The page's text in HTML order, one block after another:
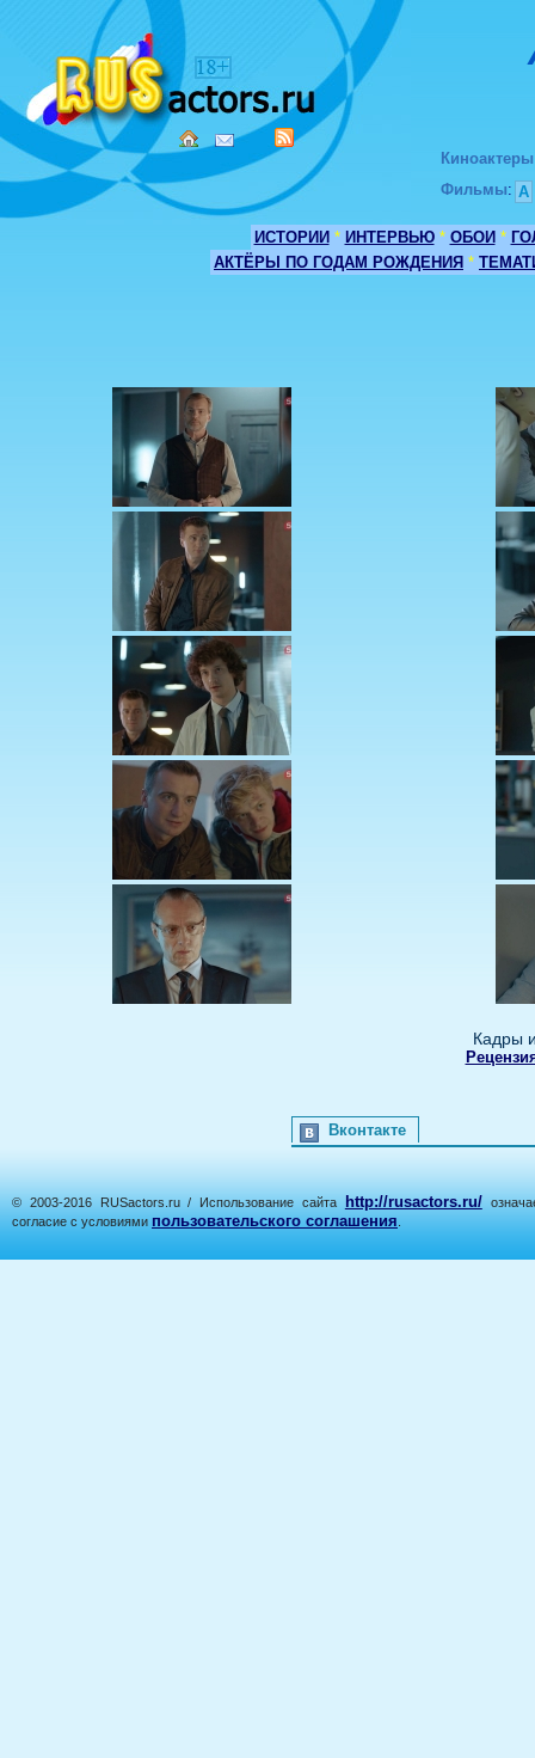
Киноактеры
Фильмы: А
ИСТОРИИ * ИНТЕРВЬЮ * ОБОИ *
АКТЁРЫ ПО ГОДАМ РОЖДЕНИЯ *
Кадры
Вконтакте
© 2003-2016 RUSactors.ru / Использование сайта http://rusactors.ru/
согласие с условиями пользовательского соглашения